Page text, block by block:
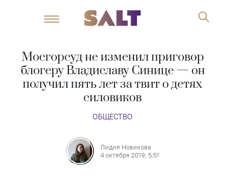
Мосгорсуд не изменил приговор
блогеру Владиславу Синице — он
получил пять лет за твит о детях
силовиков
ОБЩЕСТВО
Лидия Новикова
4 октября 2019, 5:51